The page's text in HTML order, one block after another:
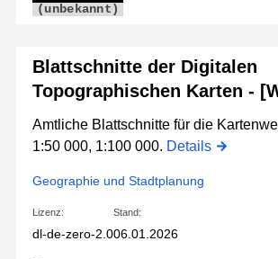
(unbekannt)
Blattschnitte der Digitalen
Topographischen Karten -
Amtliche Blattschnitte für die
1:50 000, 1:100 000. Details
Geographie und Stadtplanung
Lizenz:
dl-de-zero-2.0
Stand:
06.01.2026